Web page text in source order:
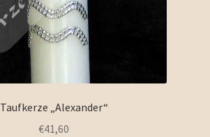
Taufkerze „Alexander“
€41,60